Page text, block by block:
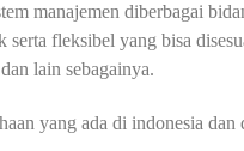
manajemen diberbagai
fleksibel yang bisa
lain sebagainya.
yang ada di indonesia